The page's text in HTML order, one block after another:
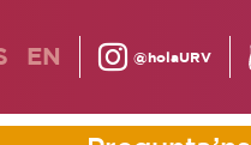
EN @holaURV